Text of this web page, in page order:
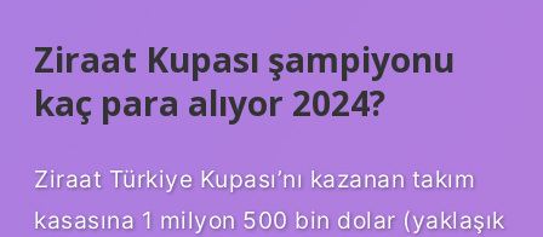
Ziraat Kupası şampiyonu
kaç para alıyor 2024?
Ziraat Türkiye Kupası’nı kazanan takım
kasasına 1 milyon 500 bin dolar (yaklaşık